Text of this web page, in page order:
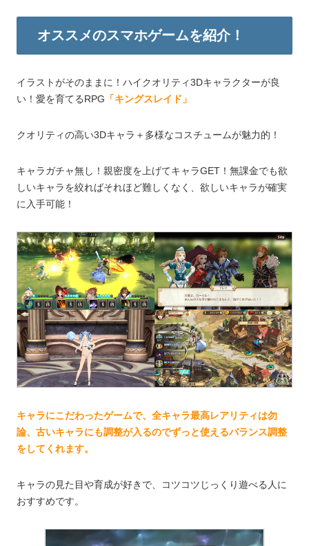
オススメのスマホゲームを紹介！
イラストがそのままに！ハイクオリティ3Dキャラクターが良
い！愛を育てるRPG 「キングスレイド」
クオリティの高い3Dキャラ＋多様なコスチュームが魅力的！
キャラガチャ無し！親密度を上げてキャラGET！無課金でも欲
しいキャラを絞ればそれほど難しくなく、欲しいキャラが確実
に入手可能！
キャラにこだわったゲームで、全キャラ最高レアリティは勿
論、古いキャラにも調整が入るのでずっと使えるバランス調整
をしてくれます。
キャラの見た目や育成が好きで、コツコツじっくり遊べる人に
おすすめです。